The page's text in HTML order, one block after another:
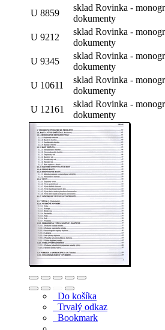
U 8859
sklad Rovinka -
dokumenty
U 9212
sklad Rovinka -
dokumenty
U 9345
sklad Rovinka -
dokumenty
U 10611
sklad Rovinka -
dokumenty
U 12161
sklad Rovinka -
dokumenty
Do košíka
Trvalý odkaz
Bookmark